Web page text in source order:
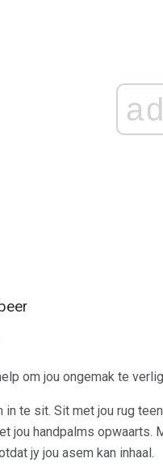
ad
om jou ongemak te
in te sit. Sit met jou rug
jou handpalms
jy jou asem kan inhaal.